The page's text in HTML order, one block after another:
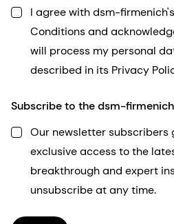
I agree with dsm-
Conditions and
will process my personal
described in its Privacy
Subscribe to the dsm-
Our newsletter subscribers
exclusive access to the
breakthrough and expert
unsubscribe at any time.